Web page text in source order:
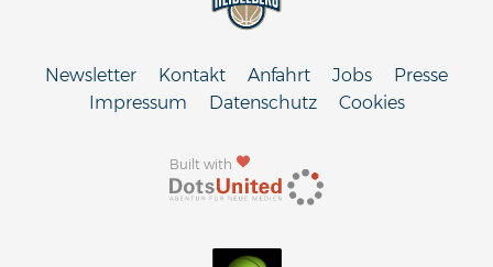
Built with
Newsletter Kontakt Anfahrt Jobs
Presse
Impressum
Datenschutz Cookies